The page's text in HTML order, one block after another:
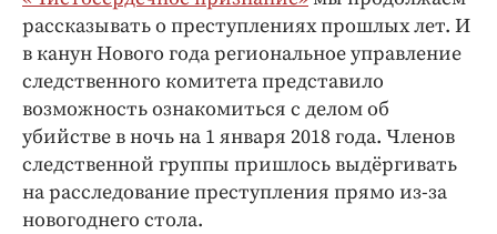
рассказывать о преступлениях прошлых лет. И
в канун Нового года региональное управление
следственного комитета представило
возможность ознакомиться с делом об
убийстве в ночь на 1 января 2018 года. Членов
следственной группы пришлось выдёргивать
на расследование преступления прямо из-за
новогоднего стола.